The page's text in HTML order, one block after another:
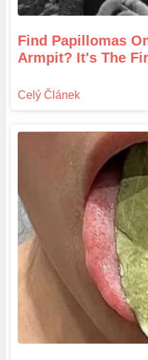
Find Papillomas
Armpit? It's The